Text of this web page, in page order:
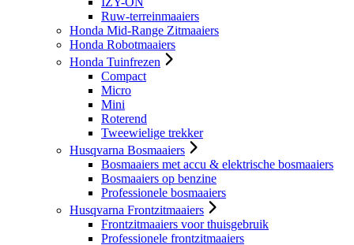
Ruw-terreinmaaiers
Honda Mid-Range Zitmaaiers
Honda Robotmaaiers
Honda Tuinfrezen
Compact
Micro
Mini
Roterend
Tweewielige trekker
Husqvarna Bosmaaiers
Bosmaaiers met accu & elektrische bosmaaiers
Bosmaaiers op benzine
Professionele bosmaaiers
Husqvarna Frontzitmaaiers
Frontzitmaaiers voor thuisgebruik
Professionele frontzitmaaiers